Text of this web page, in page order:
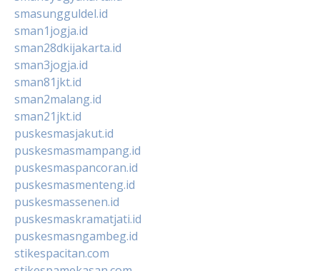
smasungguldel.id
sman1jogja.id
sman28dkijakarta.id
sman3jogja.id
sman81jkt.id
sman2malang.id
sman21jkt.id
puskesmasjakut.id
puskesmasmampang.id
puskesmaspancoran.id
puskesmasmenteng.id
puskesmassenen.id
puskesmaskramatjati.id
puskesmasngambeg.id
stikespacitan.com